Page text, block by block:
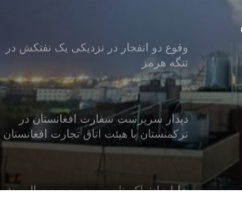
وقوع دو انفجار در نزدیکی یک نفتکش در
تنگه هرمز
دیدار سرپرست سفارت افغانستان در
ترکمنستان با هیئت اتاق تجارت افغانستان
خلیل‌زاد: پاکستان نسبت به سه سال پیش